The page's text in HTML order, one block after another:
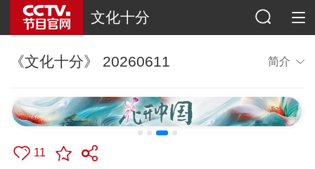
文化十分
《文化十分》 20260611 简介
11